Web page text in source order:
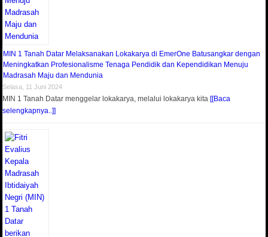
MIN 1 Tanah Datar Melaksanakan Lokakarya di EmerOne Batusangkar dengan
Meningkatkan Profesionalisme Tenaga Pendidik dan Kependidikan Menuju
Madrasah Maju dan Mendunia
Selasa, 11 Juni 2024
MIN 1 Tanah Datar menggelar lokakarya, melalui lokakarya kita[[Baca
selengkapnya..]]